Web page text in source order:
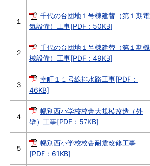
１
千代の台団地１号棟建替（第１期電
気設備）工事[PDF：50KB]
２
千代の台団地１号棟建替（第１期機
械設備）工事[PDF：49KB]
３
幸町１１号線排水路工事[PDF：
46KB]
４
幌別西小学校校舎大規模改造（外
壁）工事[PDF：57KB]
５
幌別西小学校校舎耐震改修工事
[PDF：61KB]